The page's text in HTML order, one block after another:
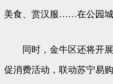
美食、赏汉服……在公园城
同时，金牛区还将开展
促消费活动，联动苏宁易